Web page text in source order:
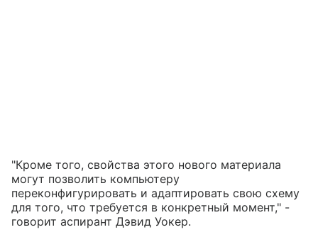
"Кроме того, свойства этого нового материала
могут позволить компьютеру
переконфигурировать и адаптировать свою схему
для того, что требуется в конкретный момент," -
говорит аспирант Дэвид Уокер.